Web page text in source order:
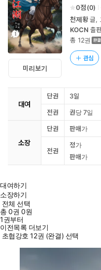
미리보기
0 (0)
천제황글,
KOCN 출
총 12권
관심
대여
단권 3일
전권 권당 7일
소장
단권 판매가
전권
정가
판매가
대여하기
소장하기
전체 선택
총0권 0원
1권부터
이전목록 더보기
초협강호 12권 (완결) 선택